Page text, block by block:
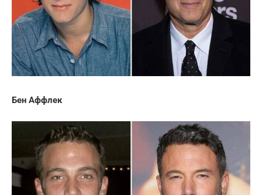
Бен Аффлек